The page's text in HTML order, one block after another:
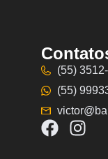
(55)
(55)